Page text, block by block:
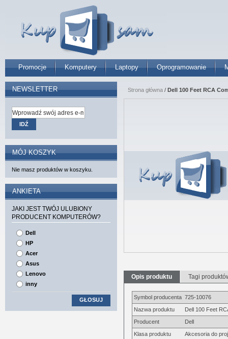
Promocje Komputery Laptopy Oprogramowanie
Strona główna / Dell 100 Feet RCA
Opis produktu Tagi
Symbol producenta 725-10076
Nazwa produktu
Dell 100 Feet
Producent
Dell
Klasa produktu
Akcesoria do
NEWSLETTER
IDŹ
MÓJ KOSZYK
Nie masz produktów w koszyku.
ANKIETA
JAKI JEST TWÓJ ULUBIONY
PRODUCENT KOMPUTERÓW?
Dell
HP
Acer
Asus
Lenovo
inny
GŁOSUJ